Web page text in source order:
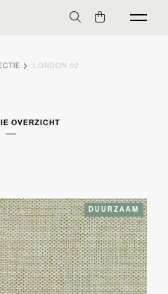
LONDON 02
OVERZICHT
DUURZAAM